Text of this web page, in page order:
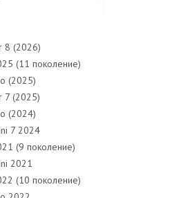
8 (2026)
(11 поколение)
(2025)
7 (2025)
(2024)
7 2024
(9 поколение)
2021
(10 поколение)